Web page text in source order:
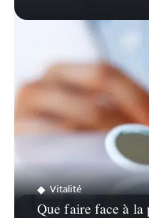
Vitalité
Que faire face à la